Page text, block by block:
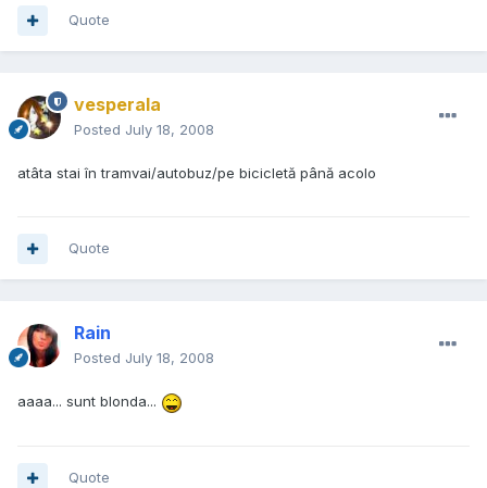
Quote
vesperala
Posted July 18, 2008
atâta stai în tramvai/autobuz/pe bicicletă până acolo
Quote
Rain
Posted July 18, 2008
aaaa... sunt blonda...
Quote